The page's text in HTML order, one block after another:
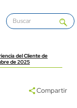
del Cliente de
de 2025
Compartir